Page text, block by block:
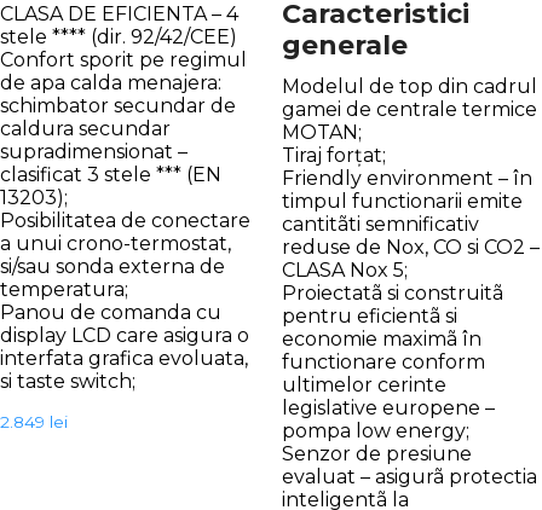
CLASA DE EFICIENTA – 4
stele **** (dir. 92/42/CEE)
Confort sporit pe regimul
de apa calda menajera:
schimbator secundar de
caldura secundar
supradimensionat –
clasificat 3 stele *** (EN
13203);
Posibilitatea de conectare
a unui crono-termostat,
si/sau sonda externa de
temperatura;
Panou de comanda cu
display LCD care asigura o
interfata grafica evoluata,
si taste switch;
2.849 lei
Caracteristici
generale
Modelul de top din cadrul
gamei de centrale termice
MOTAN;
Tiraj forțat;
Friendly environment – în
timpul functionarii emite
cantitãti semnificativ
reduse de Nox, CO si CO2 –
CLASA Nox 5;
Proiectatã si construitã
pentru eficientã si
economie maximã în
functionare conform
ultimelor cerinte
legislative europene –
pompa low energy;
Senzor de presiune
evaluat – asigurã protectia
inteligentã la